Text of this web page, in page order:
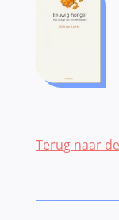
Terug naar